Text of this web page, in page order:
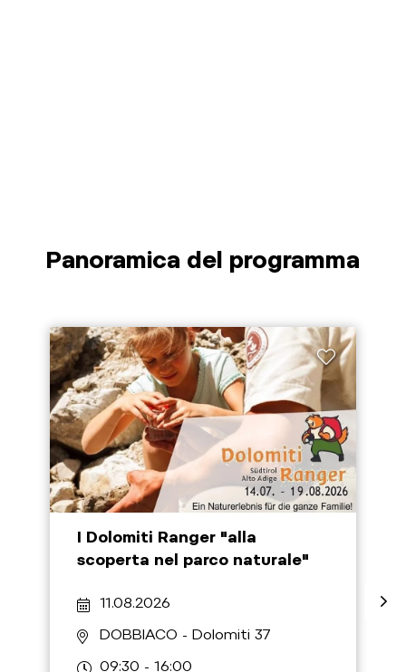
Panoramica del programma
I Dolomiti Ranger "alla
scoperta nel parco naturale"
11.08.2026
DOBBIACO - Dolomiti 37
09:30 - 16:00